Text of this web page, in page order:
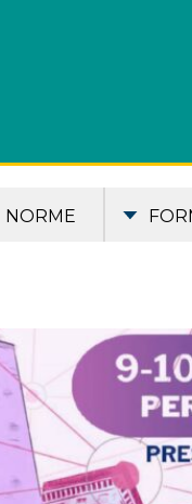
NORME